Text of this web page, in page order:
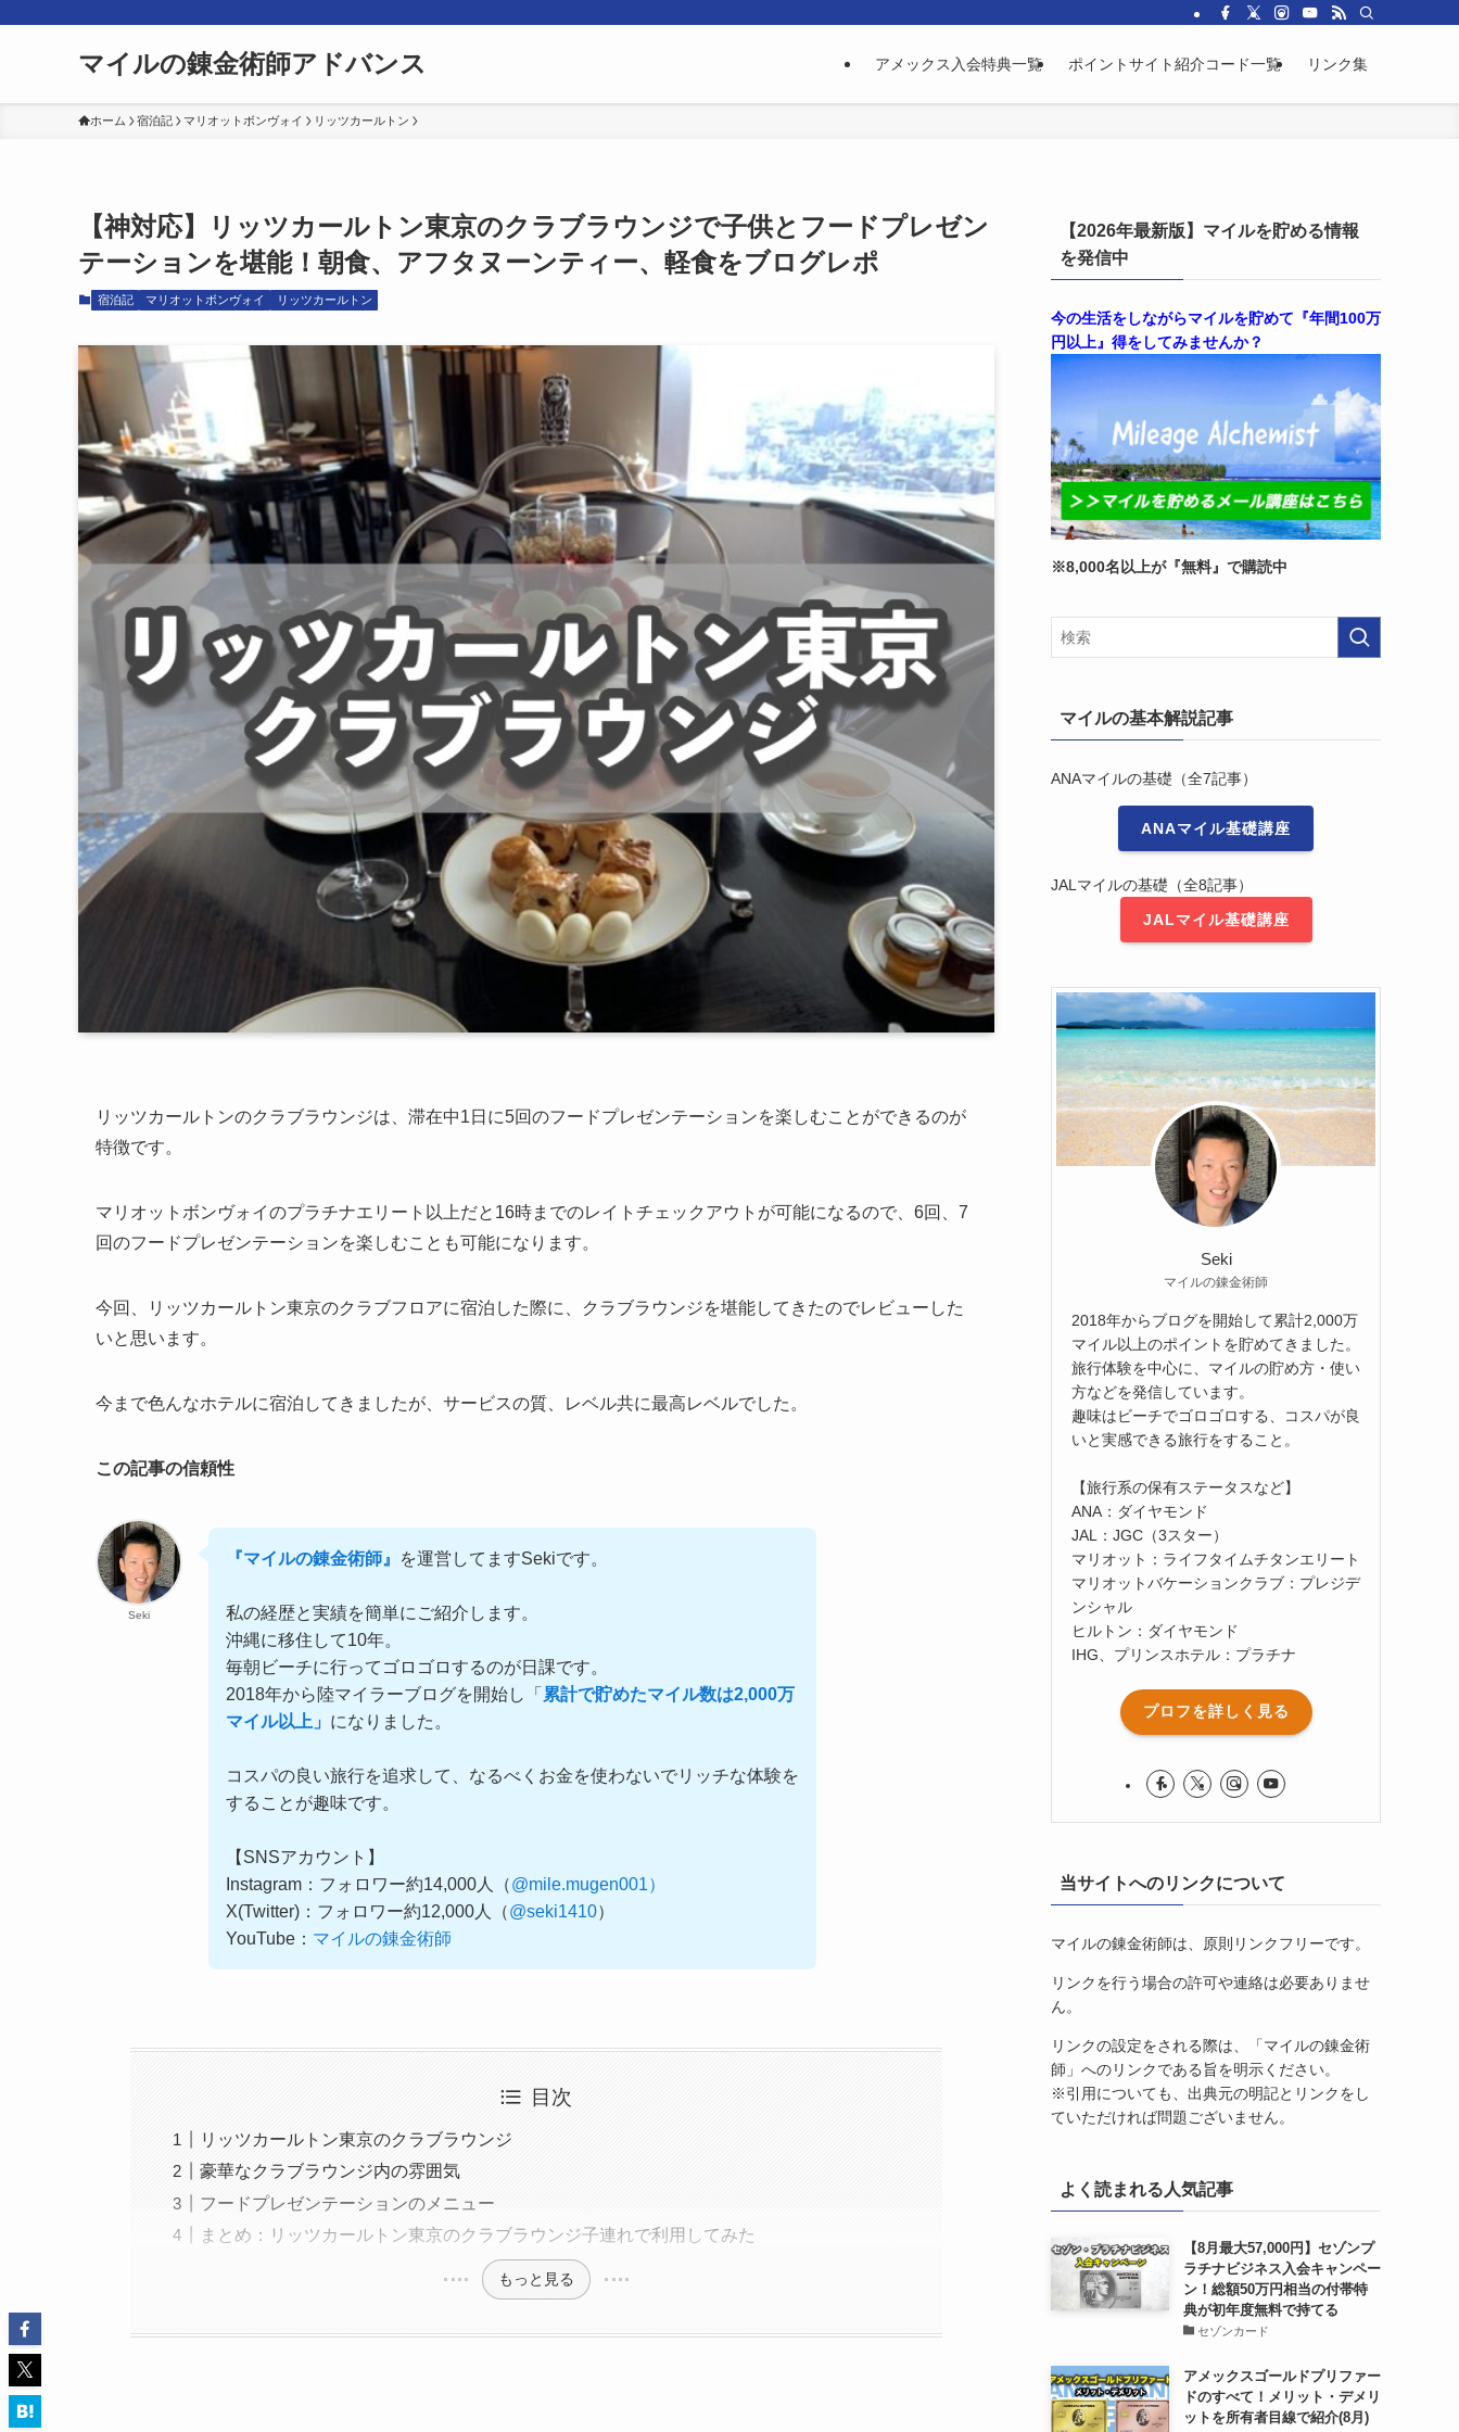
マイルの錬金術師アドバンス アメックス入会特典一覧 ポイントサイト紹介コード一覧 リンク集
ホーム 宿泊記 マリオットボンヴォイ リッツカールトン
【神対応】リッツカールトン東京のクラブラウンジで子供とフードプレゼン
テーションを堪能！朝食、アフタヌーンティー、軽食をブログレポ
宿泊記 マリオットボンヴォイ リッツカールトン
リッツカールトンのクラブラウンジは、滞在中1日に5回のフードプレゼンテーションを楽しむことができるのが
特徴です。
マリオットボンヴォイのプラチナエリート以上だと16時までのレイトチェックアウトが可能になるので、6回、7
回のフードプレゼンテーションを楽しむことも可能になります。
今回、リッツカールトン東京のクラブフロアに宿泊した際に、クラブラウンジを堪能してきたのでレビューした
いと思います。
今まで色んなホテルに宿泊してきましたが、サービスの質、レベル共に最高レベルでした。
この記事の信頼性
Seki
『マイルの錬金術師』 を運営してますSekiです。
私の経歴と実績を簡単にご紹介します。
沖縄に移住して10年。
毎朝ビーチに行ってゴロゴロするのが日課です。
2018年から陸マイラーブログを開始し「 累計で貯めたマイル数は2,000万
マイル以上」 になりました。
コスパの良い旅行を追求して、なるべくお金を使わないでリッチな体験を
することが趣味です。
【SNSアカウント】
Instagram：フォロワー約14,000人（@mile.mugen001）
X(Twitter)：フォロワー約12,000人（@seki1410）
YouTube： マイルの錬金術師
目次
リッツカールトン東京のクラブラウンジ
豪華なクラブラウンジ内の雰囲気
フードプレゼンテーションのメニュー
まとめ：リッツカールトン東京のクラブラウンジ子連れで利用してみた
もっと見る
【2026年最新版】マイルを貯める情報
を発信中
今の生活をしながらマイルを貯めて『年間100万
円以上』得をしてみませんか？
※8,000名以上が『無料』で購読中
マイルの基本解説記事
ANAマイルの基礎（全7記事）
ANAマイル基礎講座
JALマイルの基礎（全8記事）
JALマイル基礎講座
Seki
マイルの錬金術師
2018年からブログを開始して累計2,000万
マイル以上のポイントを貯めてきました。
旅行体験を中心に、マイルの貯め方・使い
方などを発信しています。
趣味はビーチでゴロゴロする、コスパが良
いと実感できる旅行をすること。
【旅行系の保有ステータスなど】
ANA：ダイヤモンド
JAL：JGC（3スター）
マリオット：ライフタイムチタンエリート
マリオットバケーションクラブ：プレジデ
ンシャル
ヒルトン：ダイヤモンド
IHG、プリンスホテル：プラチナ
プロフを詳しく見る
当サイトへのリンクについて
マイルの錬金術師は、原則リンクフリーです。
リンクを行う場合の許可や連絡は必要ありませ
ん。
リンクの設定をされる際は、「マイルの錬金術
師」へのリンクである旨を明示ください。
※引用についても、出典元の明記とリンクをし
ていただければ問題ございません。
よく読まれる人気記事
【8月最大57,000円】セゾンプ
ラチナビジネス入会キャンペー
ン！総額50万円相当の付帯特
典が初年度無料で持てる
セゾンカード
アメックスゴールドプリファー
ドのすべて！メリット・デメリ
ットを所有者目線で紹介(8月)